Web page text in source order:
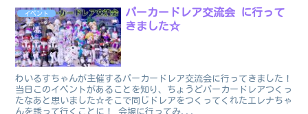
イベント
パーカードレア交流会 に行って
きました☆
わいるすちゃんが主催するパーカードレア交流会に行ってきました！
当日このイベントがあることを知り、ちょうどパーカードレアつくっ
たなあと思いました☆そこで同じドレアをつくってくれたエレナちゃ
んを誘って行くことに！ 会場に行ってみ...